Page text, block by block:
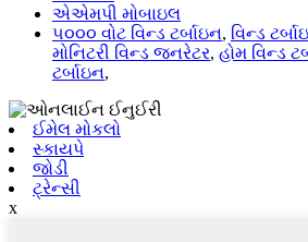
એએમપી મોબાઇલ
૫૦૦૦ વોટ વિન્ડ ટર્બાઇન, વિન્ડ
મોનિટરી વિન્ડ જનરેટર, હોમ વિન્ડ
ટર્બાઇન,
ઈમેલ મોકલો
સ્કાયપે
જોડી
ટ્રેન્સી
x